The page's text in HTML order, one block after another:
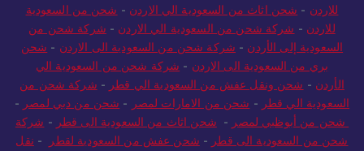
للاردن - شحن اثاث من السعودية الي الاردن - شحن من السعودية
للاردن - شركة شحن من السعودية الي الاردن - شركة شحن من
السعودية إلى الأردن - شركة شحن من السعودية الى الاردن - شحن
بري من السعودية الى الاردن - شركة شحن من السعودية الي
الأردن - شحن ونقل عفش من السعودية الي قطر - شركة شحن من
السعودية الي قطر - شحن من الامارات لمصر - شحن من دبي لمصر -
شحن من أبوظبي لمصر - شحن اثاث من السعودية الى قطر - شركة
شحن من السعودية الى قطر - شحن عفش من السعودية لقطر - نقل